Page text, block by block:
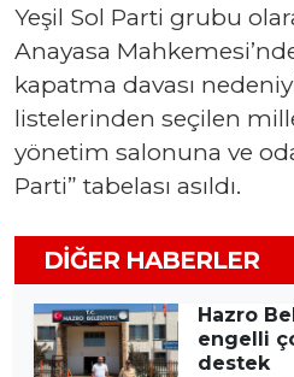
Yeşil Sol Parti grubu
Anayasa
kapatma davası
listelerinden seçilen
yönetim salonuna ve
Parti” tabelası asıldı.
DIĞER HABERLER
Hazro
engelli
destek